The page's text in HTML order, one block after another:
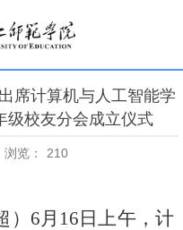
席计算机与人工智能学
级校友分会成立仪式
浏览： 210
6月 16 日上午，计